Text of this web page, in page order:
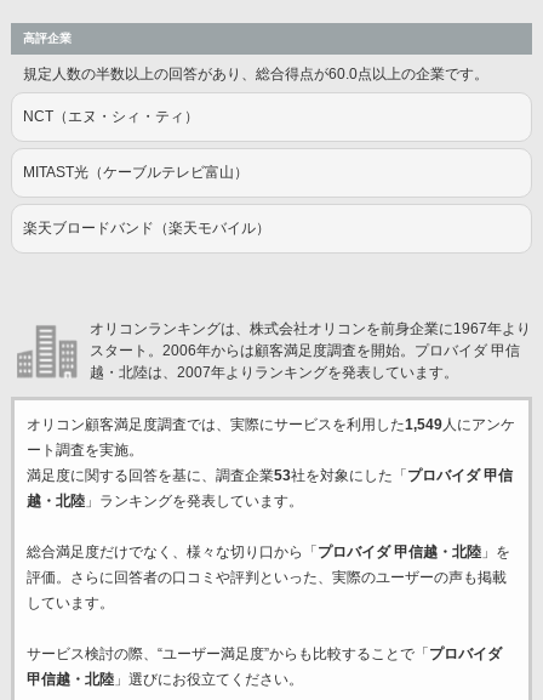
高評企業
規定人数の半数以上の回答があり、総合得点が60.0点以上の企業です。
NCT（エヌ・シィ・ティ）
MITAST光（ケーブルテレビ富山）
楽天ブロードバンド（楽天モバイル）
オリコンランキングは、株式会社オリコンを前身企業に1967年より
スタート。2006年からは顧客満足度調査を開始。プロバイダ 甲信
越・北陸は、2007年よりランキングを発表しています。
オリコン顧客満足度調査では、実際にサービスを利用した1,549人にアンケ
ート調査を実施。
満足度に関する回答を基に、調査企業53社を対象にした「 プロバイダ 甲信
越・北陸」ランキングを発表しています。
総合満足度だけでなく、様々な切り口から「 プロバイダ 甲信越・北陸」を
評価。さらに回答者の口コミや評判といった、実際のユーザーの声も掲載
しています。
サービス検討の際、“ユーザー満足度”からも比較することで「 プロバイダ
甲信越・北陸」選びにお役立てください。